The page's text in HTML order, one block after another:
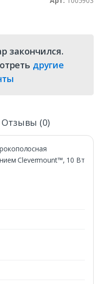
закончился.
другие
Отзывы (0)
Clevermount™, 10 Вт